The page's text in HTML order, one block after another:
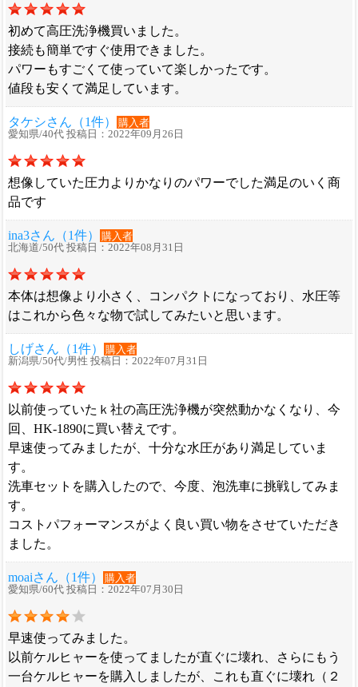
初めて高圧洗浄機買いました。
接続も簡単ですぐ使用できました。
パワーもすごくて使っていて楽しかったです。
値段も安くて満足しています。
タケシさん（1件）
購入者
愛知県/40代 投稿日：2022年09月26日
想像していた圧力よりかなりのパワーでした満足のいく商
品です
ina3さん（1件）
購入者
北海道/50代 投稿日：2022年08月31日
本体は想像より小さく、コンパクトになっており、水圧等
はこれから色々な物で試してみたいと思います。
しげさん（1件）
購入者
新潟県/50代/男性 投稿日：2022年07月31日
以前使っていたｋ社の高圧洗浄機が突然動かなくなり、今
回、HK-1890に買い替えです。
早速使ってみましたが、十分な水圧があり満足していま
す。
洗車セットを購入したので、今度、泡洗車に挑戦してみま
す。
コストパフォーマンスがよく良い買い物をさせていただき
ました。
moaiさん（1件）
購入者
愛知県/60代 投稿日：2022年07月30日
早速使ってみました。
以前ケルヒャーを使ってましたが直ぐに壊れ、さらにもう
一台ケルヒャーを購入しましたが、これも直ぐに壊れ（２